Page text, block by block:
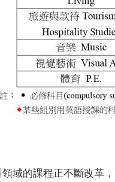
域的課程正不斷改革